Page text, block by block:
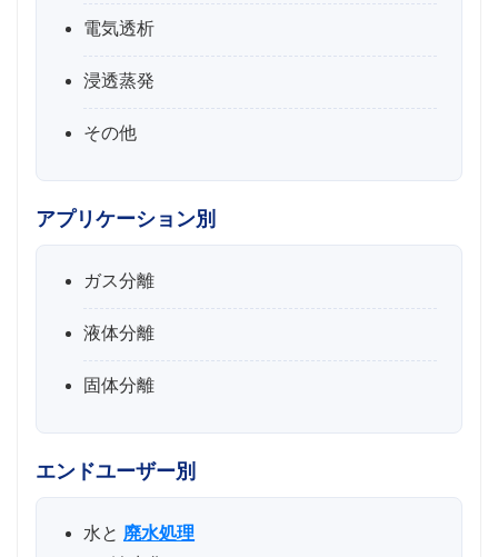
電気透析
浸透蒸発
その他
アプリケーション別
ガス分離
液体分離
固体分離
エンドユーザー別
水と 廃水処理